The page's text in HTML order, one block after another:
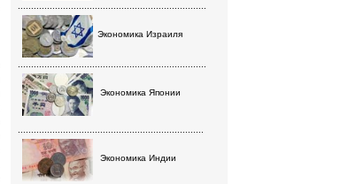
Экономика Израиля
Экономика Японии
Экономика Индии